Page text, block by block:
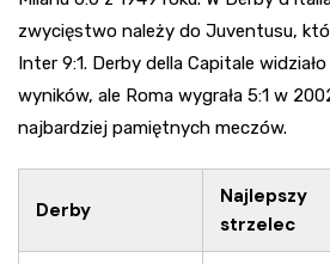
zwycięstwo należy do Juventusu,
Inter 9:1. Derby della Capitale
wyników, ale Roma wygrała 5:1 w
najbardziej pamiętnych meczów.
Derby
Najlepszy
strzelec